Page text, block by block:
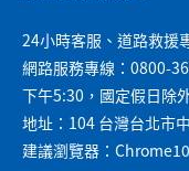
24小時客服、道路救援
網路服務專線：0800-
下午5:30，國定假日除
地址：104 台灣台北市
建議瀏覽器：